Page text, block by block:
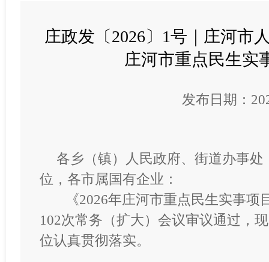
庄政发〔2026〕1号｜庄河市
庄河市重点民生实
发布日期：
各乡（镇）人民政府、街道办事
位，各市属国有企业：
《2026年庄河市重点民生实事项
102次常务（扩大）会议审议通过，
位认真贯彻落实。